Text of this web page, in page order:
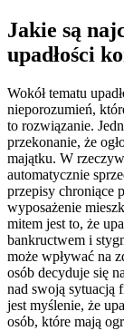
Jakie są
upadłości
Wokół tematu
nieporozumień,
to rozwiązanie.
przekonanie, że
majątku. W
automatycznie
przepisy chroniące
wyposażenie
mitem jest to, że
bankructwem i
może wpływać na
osób decyduje się
nad swoją sytuacją
jest myślenie, że
osób, które mają